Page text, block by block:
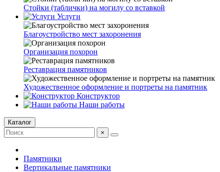
Стойки (таблички) на могилу со вставкой
Услуги
Благоустройство мест захоронения
Организация похорон
Реставрация памятников
Художественное оформление и портреты на памятник
Конструктор
Наши работы
Каталог
×
Памятники
Вертикальные памятники